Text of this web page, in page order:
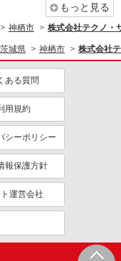
もっと見る
神栖市 株式会社テクノ・
茨城県 神栖市 株式会社
ある質問
用規約
シーポリシー
報保護方針
運営会社